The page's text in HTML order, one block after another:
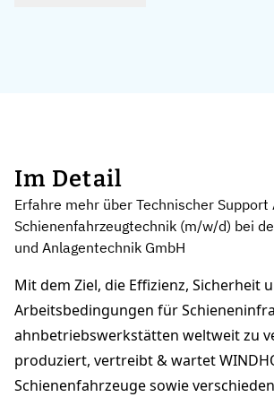
Im Detail
Erfahre mehr über Technischer Support
Schienenfahrzeugtechnik (m/w/d) bei
und Anlagentechnik GmbH
Mit dem Ziel, die Effizienz, Sicherheit
Arbeitsbedingungen für
ahnbetriebswerkstätten weltweit zu
produziert, vertreibt & wartet
Schienenfahrzeuge sowie